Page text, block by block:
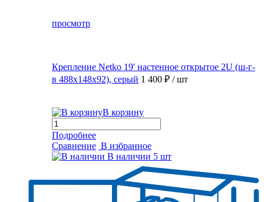
просмотр
Крепление Netko 19' настенное открытое 2U (ш-г-
в 488х148х92), серый 1 400 ₽ / шт
В корзину
Подробнее
Сравнение В избранное
В наличии 5 шт